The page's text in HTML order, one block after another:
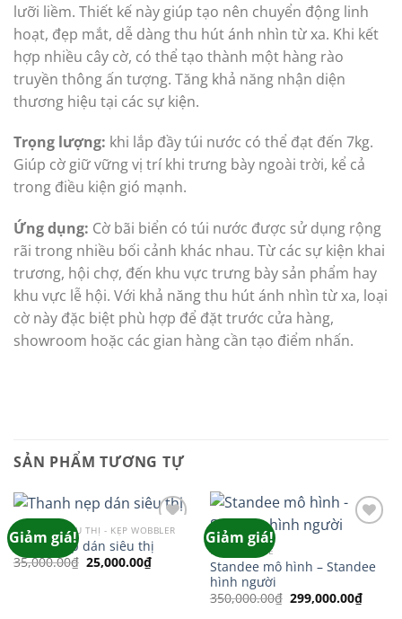
lưỡi liềm. Thiết kế này giúp tạo nên chuyển động linh
hoạt, đẹp mắt, dễ dàng thu hút ánh nhìn từ xa. Khi kết
hợp nhiều cây cờ, có thể tạo thành một hàng rào
truyền thông ấn tượng. Tăng khả năng nhận diện
thương hiệu tại các sự kiện.
Trọng lượng: khi lắp đầy túi nước có thể đạt đến 7kg.
Giúp cờ giữ vững vị trí khi trưng bày ngoài trời, kể cả
trong điều kiện gió mạnh.
Ứng dụng: Cờ bãi biển có túi nước được sử dụng rộng
rãi trong nhiều bối cảnh khác nhau. Từ các sự kiện khai
trương, hội chợ, đến khu vực trưng bày sản phẩm hay
khu vực lễ hội. Với khả năng thu hút ánh nhìn từ xa, loại
cờ này đặc biệt phù hợp để đặt trước cửa hàng,
showroom hoặc các gian hàng cần tạo điểm nhấn.
SẢN PHẨM TƯƠNG TỰ
Giảm giá!
Add to
wishlist
BẢNG GIÁ SIÊU THỊ - KẸP WOBBLER
Thanh nẹp dán siêu thị
35,000.00₫ Giá
gốc
25,000.00₫Giá
hiện
25,000.00₫.
Giảm giá!
HÀNG MỚI VỀ
Standee mô hình – Standee
hình người
350,000.00₫ Giá
299,000.00₫Giá
hiện